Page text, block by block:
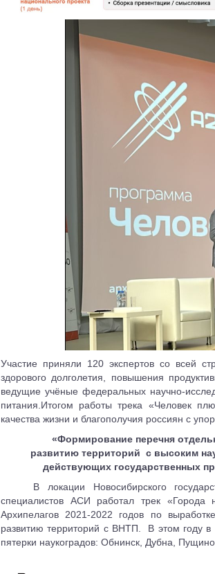
Участие приняли 120 экспертов со всей
здорового долголетия, повышения
ведущие учёные федеральных научно-
питания.Итогом работы трека «Человек
качества жизни и благополучия россиян с
«Формирование перечня
развитию территорий с высоким
действующих государственных
В локации Новосибирского
специалистов АСИ работал трек «Города
Архипелагов 2021-2022 годов по
развитию территорий с ВНТП.
В этом году в
пятерки наукоградов: Обнинск, Дубна,